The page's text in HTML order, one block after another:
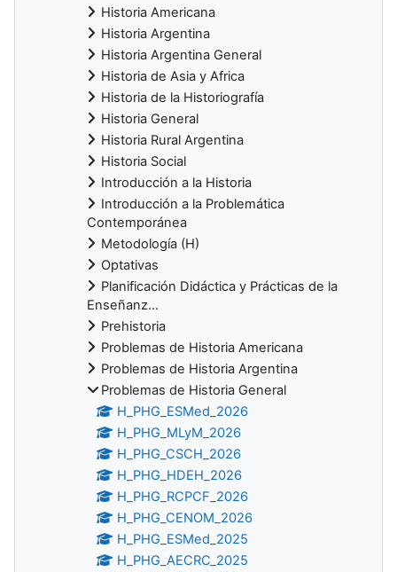
Historia Americana
Historia Argentina
Historia Argentina General
Historia de Asia y Africa
Historia de la Historiografía
Historia General
Historia Rural Argentina
Historia Social
Introducción a la Historia
Introducción a la Problemática
Contemporánea
Metodología (H)
Optativas
Planificación Didáctica y Prácticas de la
Enseñanz...
Prehistoria
Problemas de Historia Americana
Problemas de Historia Argentina
Problemas de Historia General
H_PHG_ESMed_2026
H_PHG_MLyM_2026
H_PHG_CSCH_2026
H_PHG_HDEH_2026
H_PHG_RCPCF_2026
H_PHG_CENOM_2026
H_PHG_ESMed_2025
H_PHG_AECRC_2025